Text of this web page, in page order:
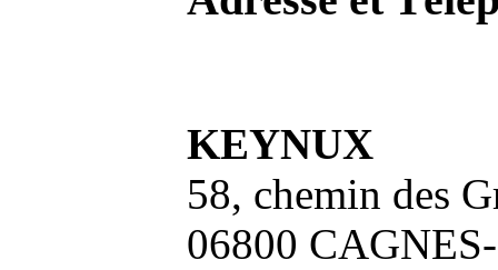
KEYNUX
58, chemin des
06800